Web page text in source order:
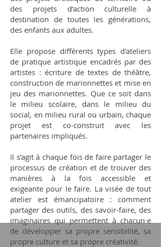
des projets d’action culturelle à
destination de toutes les générations,
des enfants aux adultes.
Elle propose différents types d'ateliers
de pratique artistique encadrés par des
artistes : écriture de textes de théâtre,
construction de marionnettes et mise en
jeu des marionnettes. Que ce soit dans
le milieu scolaire, dans le milieu du
social, en milieu rural ou urbain, chaque
projet est co-construit avec les
partenaires impliqués.
Il s’agit à chaque fois de faire partager le
processus de création et de trouver des
manières à la fois accessible et
exigeante pour le faire. La visée de tout
atelier est émancipatoire : comment
partager des outils, des savoir-faire, des
imaginaires qui permettent à chacun·e
de développer sa propre sensibilité, sa
propre culture et sa propre créativité.